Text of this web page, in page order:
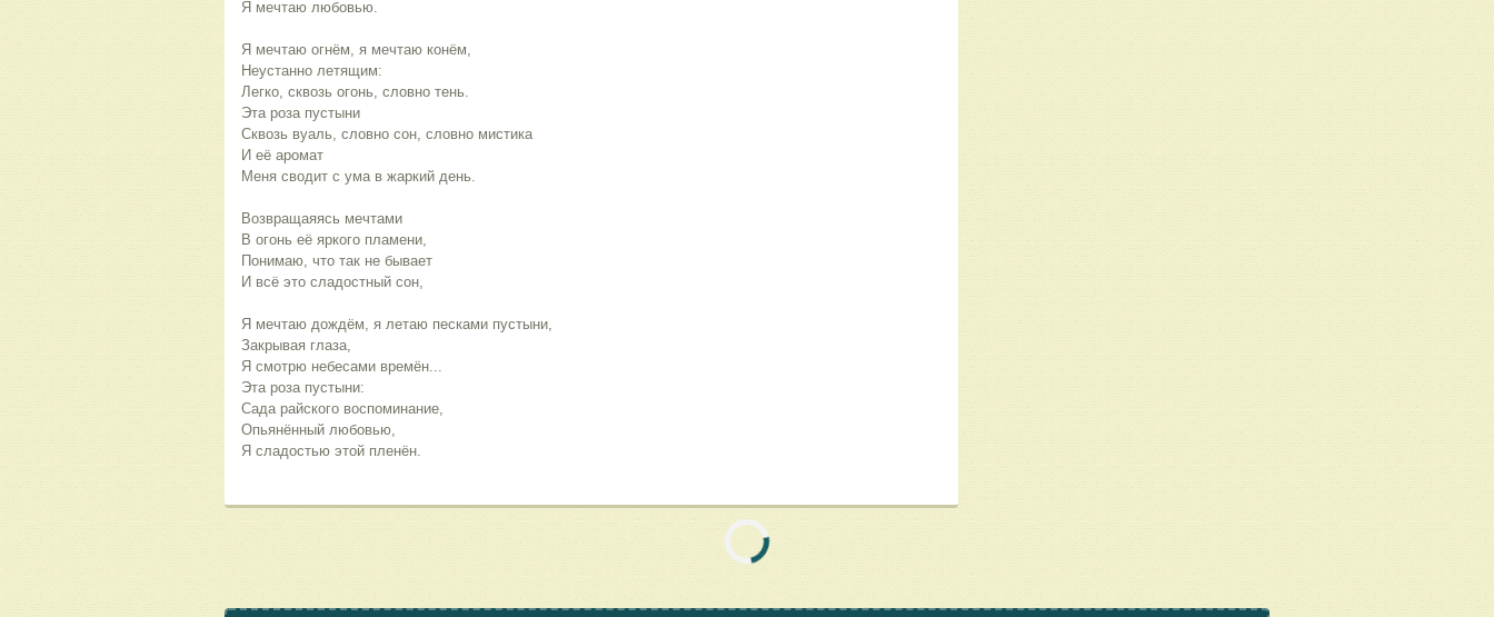
Я мечтаю любовью.
Я мечтаю огнём, я мечтаю конём,
Неустанно летящим:
Легко, сквозь огонь, словно тень.
Эта роза пустыни
Сквозь вуаль, словно сон, словно мистика
И её аромат
Меня сводит с ума в жаркий день.
Возвращаяясь мечтами
В огонь её яркого пламени,
Понимаю, что так не бывает
И всё это сладостный сон,
Я мечтаю дождём, я летаю песками пустыни,
Закрывая глаза,
Я смотрю небесами времён...
Эта роза пустыни:
Сада райского воспоминание,
Опьянённый любовью,
Я сладостью этой пленён.